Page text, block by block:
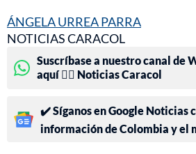
ÁNGELA URREA PARRA
NOTICIAS CARACOL
Suscríbase a nuestro canal de
aquí 👉🏻 Noticias Caracol
✔️ Síganos en Google Noticias
información de Colombia y el